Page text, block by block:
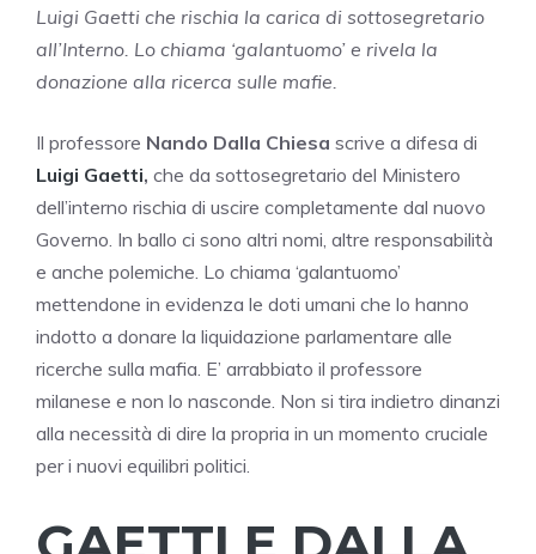
Luigi Gaetti che rischia la carica di sottosegretario
all’Interno. Lo chiama ‘galantuomo’ e rivela la
donazione alla ricerca sulle mafie.
Il professore Nando Dalla Chiesa scrive a difesa di
Luigi Gaetti, che da sottosegretario del Ministero
dell’interno rischia di uscire completamente dal nuovo
Governo. In ballo ci sono altri nomi, altre responsabilità
e anche polemiche. Lo chiama ‘galantuomo’
mettendone in evidenza le doti umani che lo hanno
indotto a donare la liquidazione parlamentare alle
ricerche sulla mafia. E’ arrabbiato il professore
milanese e non lo nasconde. Non si tira indietro dinanzi
alla necessità di dire la propria in un momento cruciale
per i nuovi equilibri politici.